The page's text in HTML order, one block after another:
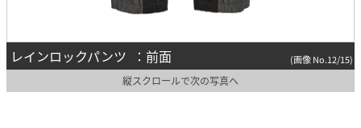
レインロックパンツ ：前面 (画像 No.12/15)
縦スクロールで次の写真へ